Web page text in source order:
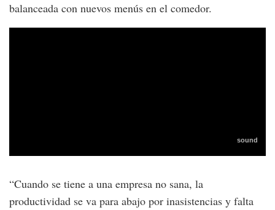
balanceada con nuevos menús en el comedor.
“Cuando se tiene a una empresa no sana, la
productividad se va para abajo por inasistencias y falta